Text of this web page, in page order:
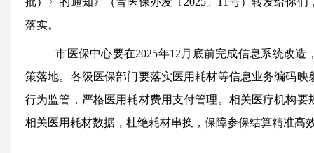
落实。
市医保中心要在2025年12月底前完成信息系统改造
策落地。 各级医保部门要落实医用耗材等信息业务编码映
行为监管，严格医用耗材费用支付管理。相关医疗机构
相关医用耗材数据，杜绝耗材串换，保障参保结算精准高